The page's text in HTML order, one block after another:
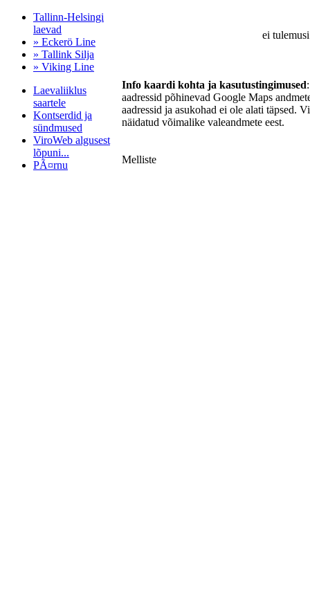
Tallinn-Helsingi
laevad
» Eckerö Line
» Tallink Silja
» Viking Line
Laevaliiklus
saartele
Kontserdid ja
sündmused
ViroWeb algusest
lõpuni...
PÃ¤rnu
ei
Info kaardi kohta ja kasutustingimused
aadressid põhinevad Google Maps
aadressid ja asukohad ei ole alati täpsed.
näidatud võimalike valeandmete eest.
Melliste